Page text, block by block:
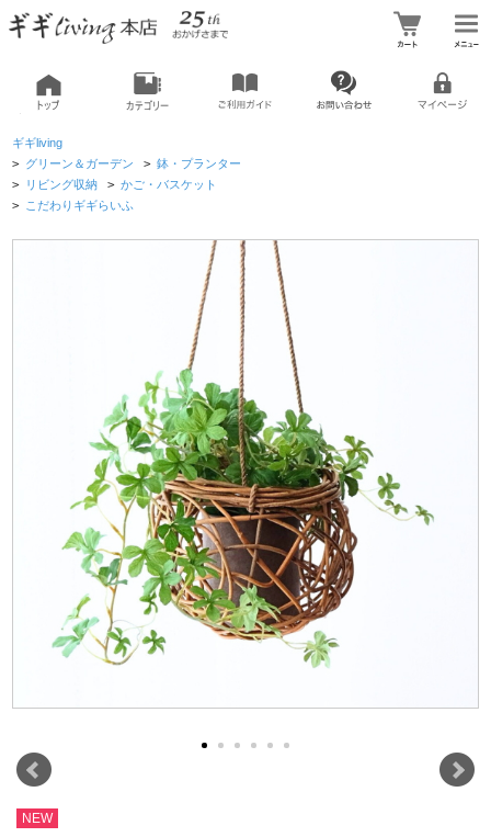
ギギliving
> グリーン＆ガーデン > 鉢・プランター
> リビング収納 > かご・バスケット
> こだわりギギらいふ
NEW